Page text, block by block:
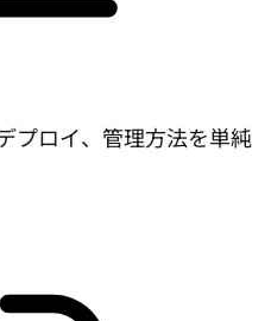
プロイ、管理方法を単純